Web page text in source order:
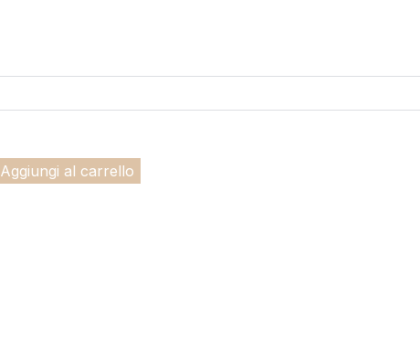
Aggiungi al carrello